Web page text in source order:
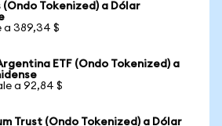
Tokenized) a Dólar
a 389,34 $
ETF (Ondo Tokenized) a
a 92,84 $
Trust (Ondo Tokenized) a Dólar